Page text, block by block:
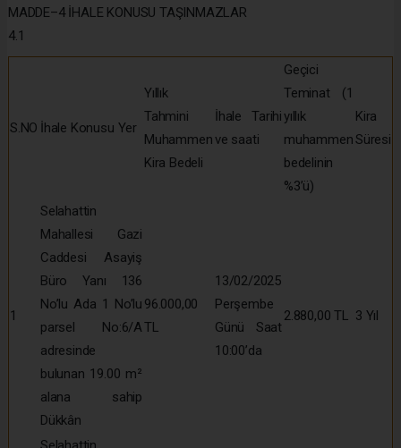
MADDE–4 İHALE KONUSU TAŞINMAZLAR
4.1
S.NO İhale Konusu Yer
Yıllık
Tahmini
Muhammen
Kira Bedeli
İhale Tarihi
ve saati
Geçici
Teminat (1
yıllık
muhammen
bedelinin
%3’ü)
Kira
Süresi
1
Selahattin
Mahallesi Gazi
Caddesi Asayiş
Büro Yanı 136
No’lu Ada 1 No’lu
parsel No:6/A
adresinde
bulunan 19.00 m²
alana sahip
Dükkân
96.000,00
TL
13/02/2025
Perşembe
Günü Saat
10:00’da
2.880,00 TL 3 Yıl